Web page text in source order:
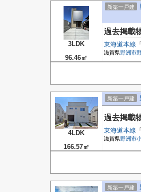
3LDK
96.46㎡
新築一戸建
過去掲載
東海道本線
滋賀県野洲市
4LDK
166.57㎡
新築一戸建
過去掲載
東海道本線
滋賀県野洲市
新築一戸建